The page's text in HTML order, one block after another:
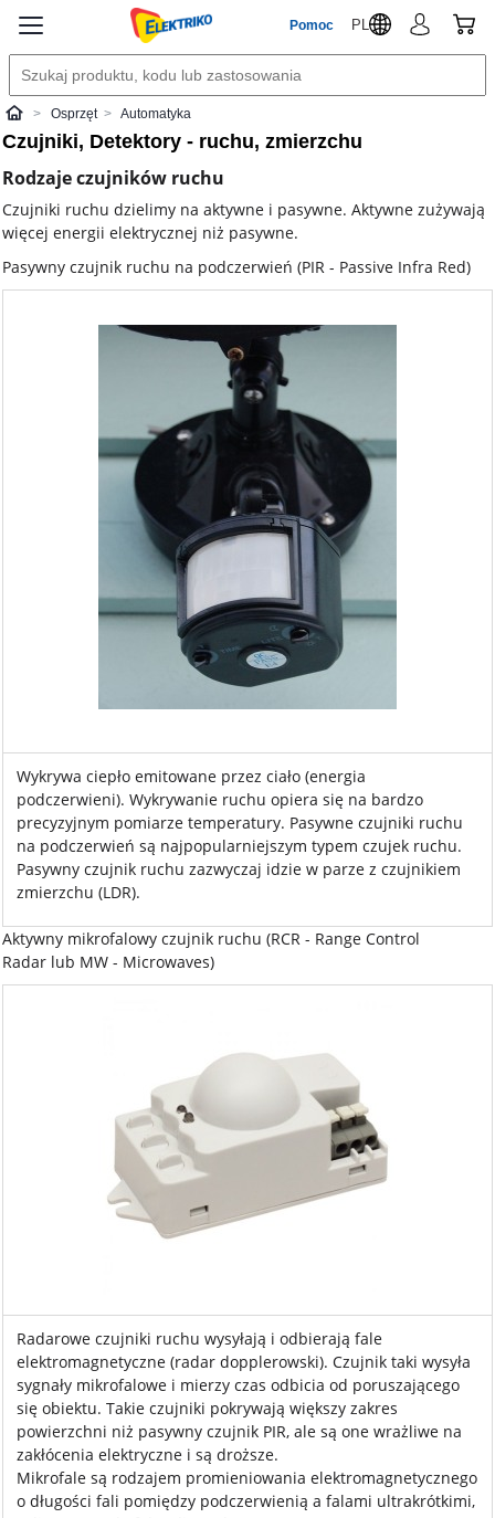
Pomoc PL
ElektrikoOsprzęt Automatyka
Czujniki, Detektory - ruchu, zmierzchu
Rodzaje czujników ruchu
Czujniki ruchu dzielimy na aktywne i pasywne. Aktywne zużywają
więcej energii elektrycznej niż pasywne.
Pasywny czujnik ruchu na podczerwień (PIR - Passive Infra Red)
Wykrywa ciepło emitowane przez ciało (energia
podczerwieni). Wykrywanie ruchu opiera się na bardzo
precyzyjnym pomiarze temperatury. Pasywne czujniki ruchu
na podczerwień są najpopularniejszym typem czujek ruchu.
Pasywny czujnik ruchu zazwyczaj idzie w parze z czujnikiem
zmierzchu (LDR).
Aktywny mikrofalowy czujnik ruchu (RCR - Range Control
Radar lub MW - Microwaves)
Radarowe czujniki ruchu wysyłają i odbierają fale
elektromagnetyczne (radar dopplerowski). Czujnik taki wysyła
sygnały mikrofalowe i mierzy czas odbicia od poruszającego
się obiektu. Takie czujniki pokrywają większy zakres
powierzchni niż pasywny czujnik PIR, ale są one wrażliwe na
zakłócenia elektryczne i są droższe.
Mikrofale są rodzajem promieniowania elektromagnetycznego
o długości fali pomiędzy podczerwienią a falami ultrakrótkimi,